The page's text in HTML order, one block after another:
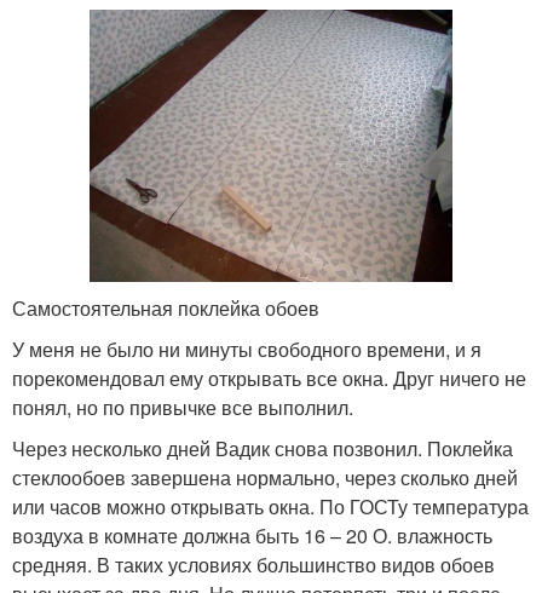
Самостоятельная поклейка обоев
У меня не было ни минуты свободного времени, и я
порекомендовал ему открывать все окна. Друг ничего не
понял, но по привычке все выполнил.
Через несколько дней Вадик снова позвонил. Поклейка
стеклообоев завершена нормально, через сколько дней
или часов можно открывать окна. По ГОСТу температура
воздуха в комнате должна быть 16 – 20 О. влажность
средняя. В таких условиях большинство видов обоев